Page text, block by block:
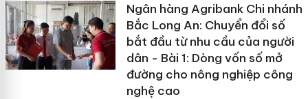
Ngân hàng Agribank Chi nhánh
Bắc Long An: Chuyển đổi số
bắt đầu từ nhu cầu của người
dân - Bài 1: Dòng vốn số mở
đường cho nông nghiệp công
nghệ cao